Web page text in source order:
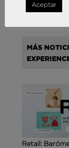
experiencias
MÁS
Retail:
Aceptar